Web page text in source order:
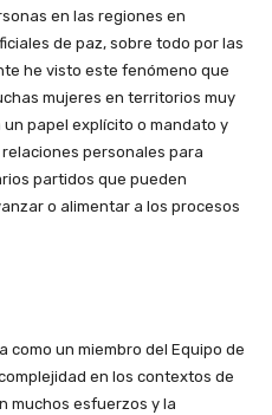
en las regiones en
de paz, sobre todo por las
he visto este fenómeno que
mujeres en territorios muy
papel explícito o mandato y
personales para
partidos que pueden
o alimentar a los procesos
como un miembro del Equipo de
en los contextos de
muchos esfuerzos y la